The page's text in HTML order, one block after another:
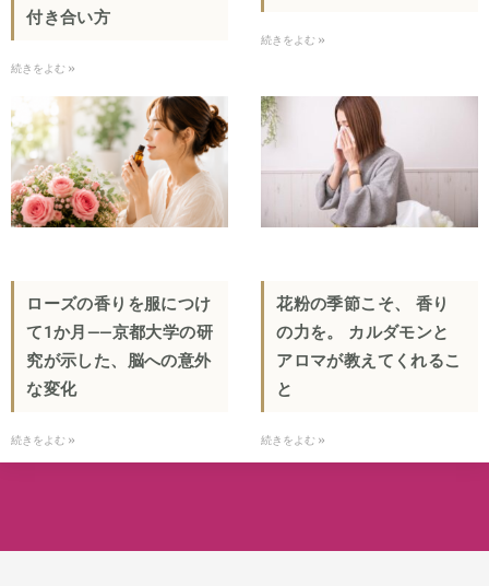
付き合い方
続きをよむ »
続きをよむ »
ローズの香りを服につけ
て1か月——京都大学の研
究が示した、脳への意外
な変化
続きをよむ »
花粉の季節こそ、 香り
の力を。 カルダモンと
アロマが教えてくれるこ
と
続きをよむ »